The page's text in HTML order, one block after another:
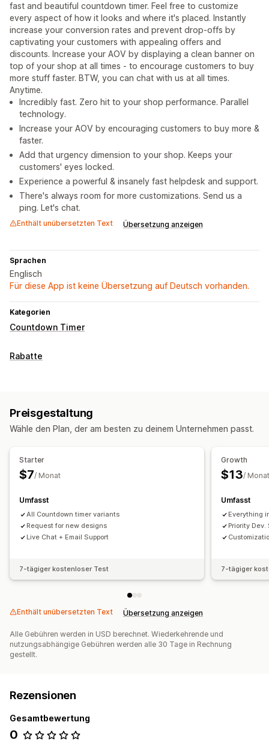
fast and beautiful countdown timer. Feel free to customize
every aspect of how it looks and where it's placed. Instantly
increase your conversion rates and prevent drop-offs by
captivating your customers with appealing offers and
discounts. Increase your AOV by displaying a clean banner on
top of your shop at all times - to encourage customers to buy
more stuff faster. BTW, you can chat with us at all times.
Anytime.
Incredibly fast. Zero hit to your shop performance. Parallel
technology.
Increase your AOV by encouraging customers to buy more &
faster.
Add that urgency dimension to your shop. Keeps your
customers' eyes locked.
Experience a powerful & insanely fast helpdesk and support.
There's always room for more customizations. Send us a
ping. Let's chat.
Enthält unübersetzten Text Übersetzung anzeigen
Sprachen
Englisch
Für diese App ist keine Übersetzung auf Deutsch vorhanden.
Kategorien
Countdown Timer
Rabatte
Preisgestaltung
Wähle den Plan, der am besten zu deinem Unternehmen passt.
Starter
$7/ Monat
Umfasst
All Countdown timer variants
Request for new designs
Live Chat + Email Support
7-tägiger kostenloser Test
Growth
$13/ Monat
Umfasst
Everything
Priority Dev.
7-tägiger
Enthält unübersetzten Text Übersetzung anzeigen
Alle Gebühren werden in USD berechnet. Wiederkehrende und
nutzungsabhängige Gebühren werden alle 30 Tage in Rechnung
gestellt.
Rezensionen
Gesamtbewertung
0